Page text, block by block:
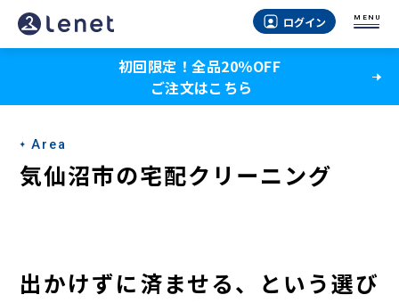
気
仙
市
の
宅
リ
ログイン MENU
初回限定！全品20％OFF
ご注文はこちら
Area
気仙沼市の宅配クリーニング
出かけずに済ませる、という選び